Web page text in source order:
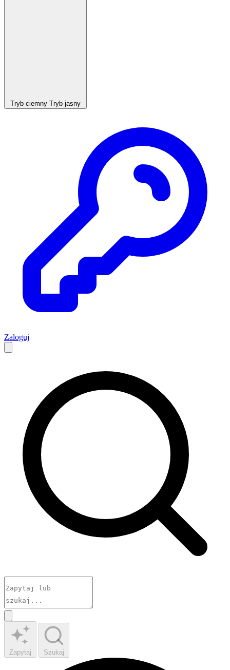
Tryb ciemny Tryb jasny
Zaloguj
Zapytaj Szukaj